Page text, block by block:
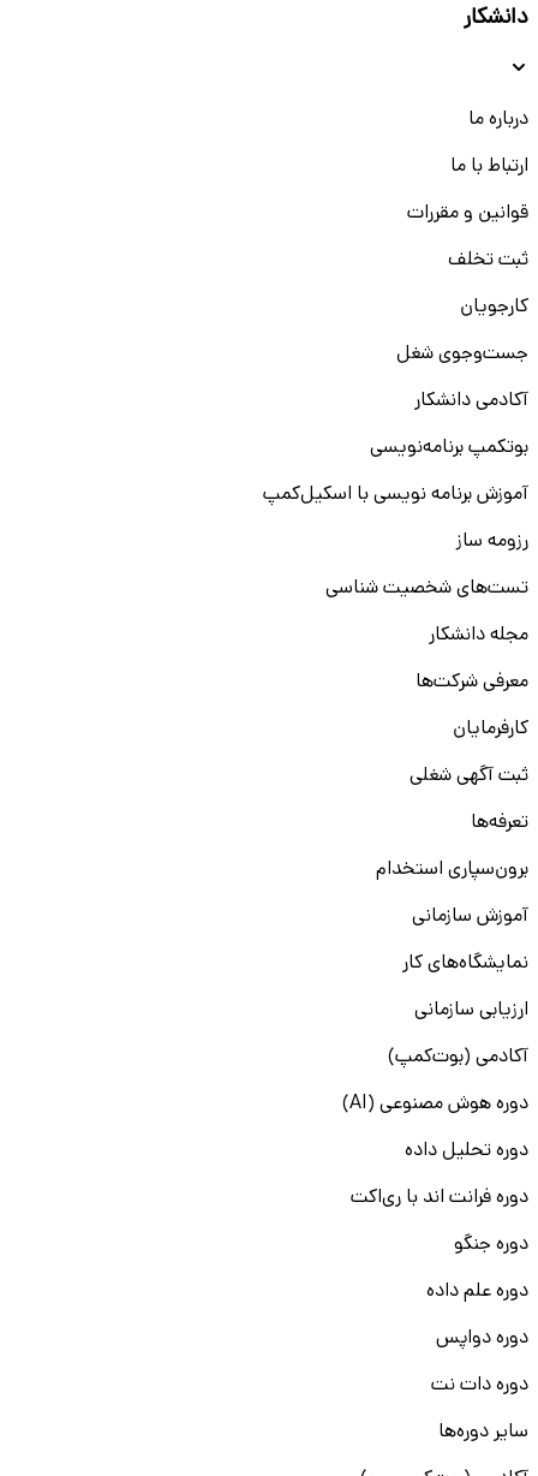
دانشکار
درباره ما
ارتباط با ما
قوانین و مقررات
ثبت تخلف
کارجویان
جست‌و‌جوی شغل
آکادمی دانشکار
بوتکمپ برنامه‌نویسی
آموزش برنامه نویسی با اسکیل‌کمپ
رزومه ساز
تست‌های شخصیت شناسی
مجله دانشکار
معرفی شرکت‌ها
کارفرمایان
ثبت آگهی شغلی
تعرفه‌ها
برون‌سپاری استخدام
آموزش سازمانی
نمایشگاه‌های کار
ارزیابی سازمانی
آکادمی (بوت‌کمپ)
دوره هوش مصنوعی (AI)
دوره تحلیل داده
دوره فرانت اند با ری‌اکت
دوره جنگو
دوره علم داده
دوره دواپس
دوره دات نت
سایر دوره‌ها